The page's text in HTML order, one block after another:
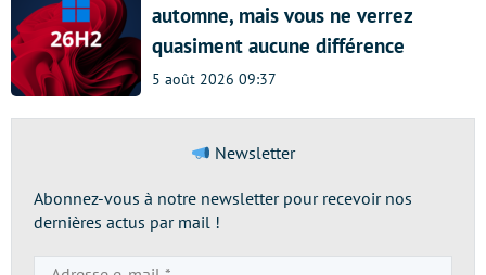
automne, mais vous ne verrez
quasiment aucune différence
5 août 2026 09:37
Newsletter
Abonnez-vous à notre newsletter pour recevoir nos
dernières actus par mail !